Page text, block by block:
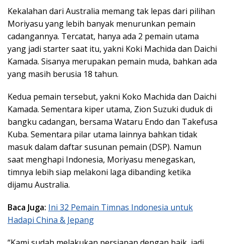
Kekalahan dari Australia memang tak lepas dari pilihan
Moriyasu yang lebih banyak menurunkan pemain
cadangannya. Tercatat, hanya ada 2 pemain utama
yang jadi starter saat itu, yakni Koki Machida dan Daichi
Kamada. Sisanya merupakan pemain muda, bahkan ada
yang masih berusia 18 tahun.
Kedua pemain tersebut, yakni Koko Machida dan Daichi
Kamada. Sementara kiper utama, Zion Suzuki duduk di
bangku cadangan, bersama Wataru Endo dan Takefusa
Kuba. Sementara pilar utama lainnya bahkan tidak
masuk dalam daftar susunan pemain (DSP). Namun
saat menghapi Indonesia, Moriyasu menegaskan,
timnya lebih siap melakoni laga dibanding ketika
dijamu Australia.
Baca Juga: Ini 32 Pemain Timnas Indonesia untuk
Hadapi China & Jepang